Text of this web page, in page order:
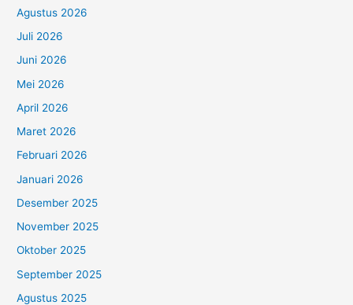
Agustus 2026
Juli 2026
Juni 2026
Mei 2026
April 2026
Maret 2026
Februari 2026
Januari 2026
Desember 2025
November 2025
Oktober 2025
September 2025
Agustus 2025